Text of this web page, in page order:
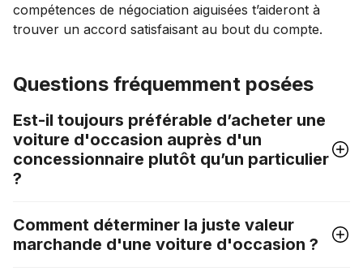
compétences de négociation aiguisées t’aideront à
trouver un accord satisfaisant au bout du compte.
Questions fréquemment posées
Est-il toujours préférable d’acheter une
voiture d'occasion auprès d'un
concessionnaire plutôt qu’un particulier
?
Comment déterminer la juste valeur
marchande d'une voiture d'occasion ?